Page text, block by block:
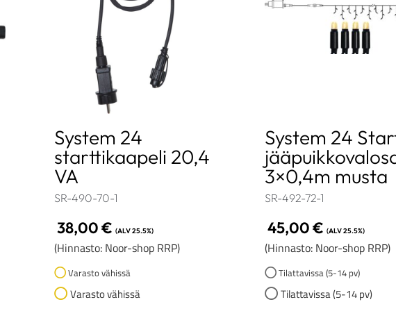
System 24
starttikaapeli 20,4
VA
SR-490-70-1
38,00€ (ALV 25.5%)
(Hinnasto: Noor-shop RRP)
Varasto vähissä
Varasto vähissä
System 24
3×0,4m musta
SR-492-72-1
45,00€ (ALV 25.5%)
(Hinnasto: Noor-shop RRP)
Tilattavissa (5-14 pv)
Tilattavissa (5-14 pv)